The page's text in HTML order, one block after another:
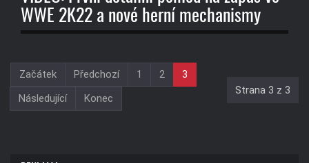
WWE 2K22 a nové herní mechanismy
Strana 3 z 3
Začátek Předchozí 1 2
3
Následující
Konec